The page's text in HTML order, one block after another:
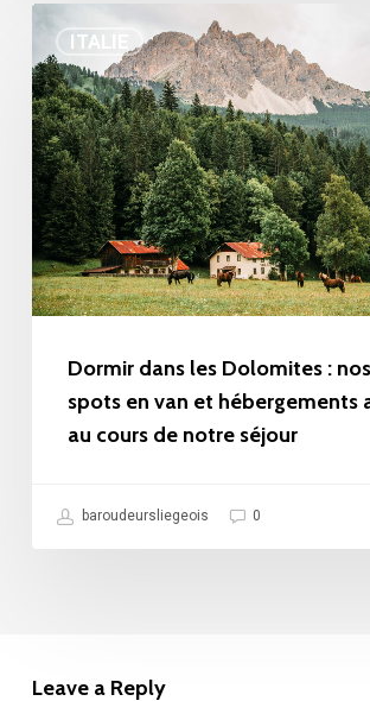
d’un
voyage
de
2
semaines
ITALIE
dans
les
Dolomites
:
nos
meilleurs
spots
hébergements
vue
Dormir dans les Dolomites :
spots en van et hébergements
au cours de notre séjour
baroudeursliegeois 0
Leave a Reply